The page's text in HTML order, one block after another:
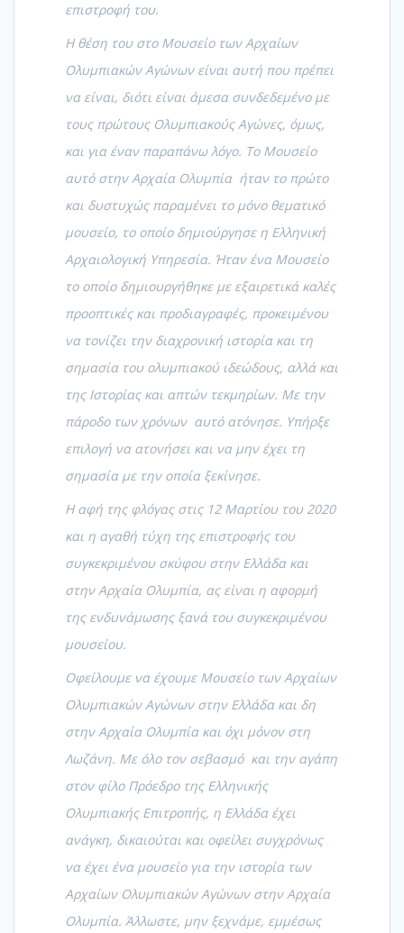
επιστροφή του.
Η θέση του στο Μουσείο των Αρχαίων
Ολυμπιακών Αγώνων είναι αυτή που πρέπει
να είναι, διότι είναι άμεσα συνδεδεμένο με
τους πρώτους Ολυμπιακούς Αγώνες, όμως,
και για έναν παραπάνω λόγο. Το Μουσείο
αυτό στην Αρχαία Ολυμπία ήταν το πρώτο
και δυστυχώς παραμένει το μόνο θεματικό
μουσείο, το οποίο δημιούργησε η Ελληνική
Αρχαιολογική Υπηρεσία. Ήταν ένα Μουσείο
το οποίο δημιουργήθηκε με εξαιρετικά καλές
προοπτικές και προδιαγραφές, προκειμένου
να τονίζει την διαχρονική ιστορία και τη
σημασία του ολυμπιακού ιδεώδους, αλλά και
της Ιστορίας και απτών τεκμηρίων. Με την
πάροδο των χρόνων αυτό ατόνησε. Υπήρξε
επιλογή να ατονήσει και να μην έχει τη
σημασία με την οποία ξεκίνησε.
Η αφή της φλόγας στις 12 Μαρτίου του 2020
και η αγαθή τύχη της επιστροφής του
συγκεκριμένου σκύφου στην Ελλάδα και
στην Αρχαία Ολυμπία, ας είναι η αφορμή
της ενδυνάμωσης ξανά του συγκεκριμένου
μουσείου.
Οφείλουμε να έχουμε Μουσείο των Αρχαίων
Ολυμπιακών Αγώνων στην Ελλάδα και δη
στην Αρχαία Ολυμπία και όχι μόνον στη
Λωζάνη. Με όλο τον σεβασμό και την αγάπη
στον φίλο Πρόεδρο της Ελληνικής
Ολυμπιακής Επιτροπής, η Ελλάδα έχει
ανάγκη, δικαιούται και οφείλει συγχρόνως
να έχει ένα μουσείο για την ιστορία των
Αρχαίων Ολυμπιακών Αγώνων στην Αρχαία
Ολυμπία. Άλλωστε, μην ξεχνάμε, εμμέσως